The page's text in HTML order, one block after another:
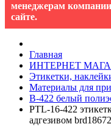
менеджерам
сайте.
Главная
ИНТЕРНЕТ
Этикетки,
Материалы для
B-422 белый
PTL-16-422
адгезивом brd18672